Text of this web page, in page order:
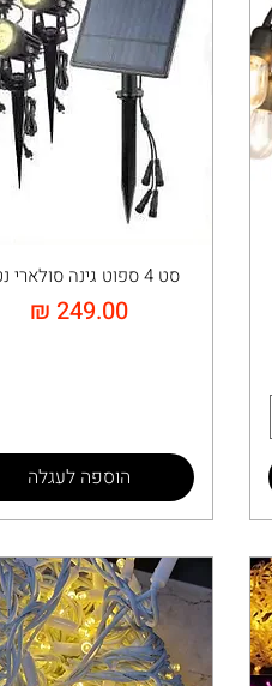
סט 4 ספוט גינה סולארי נטען
מחיר
הוספה לעגלה